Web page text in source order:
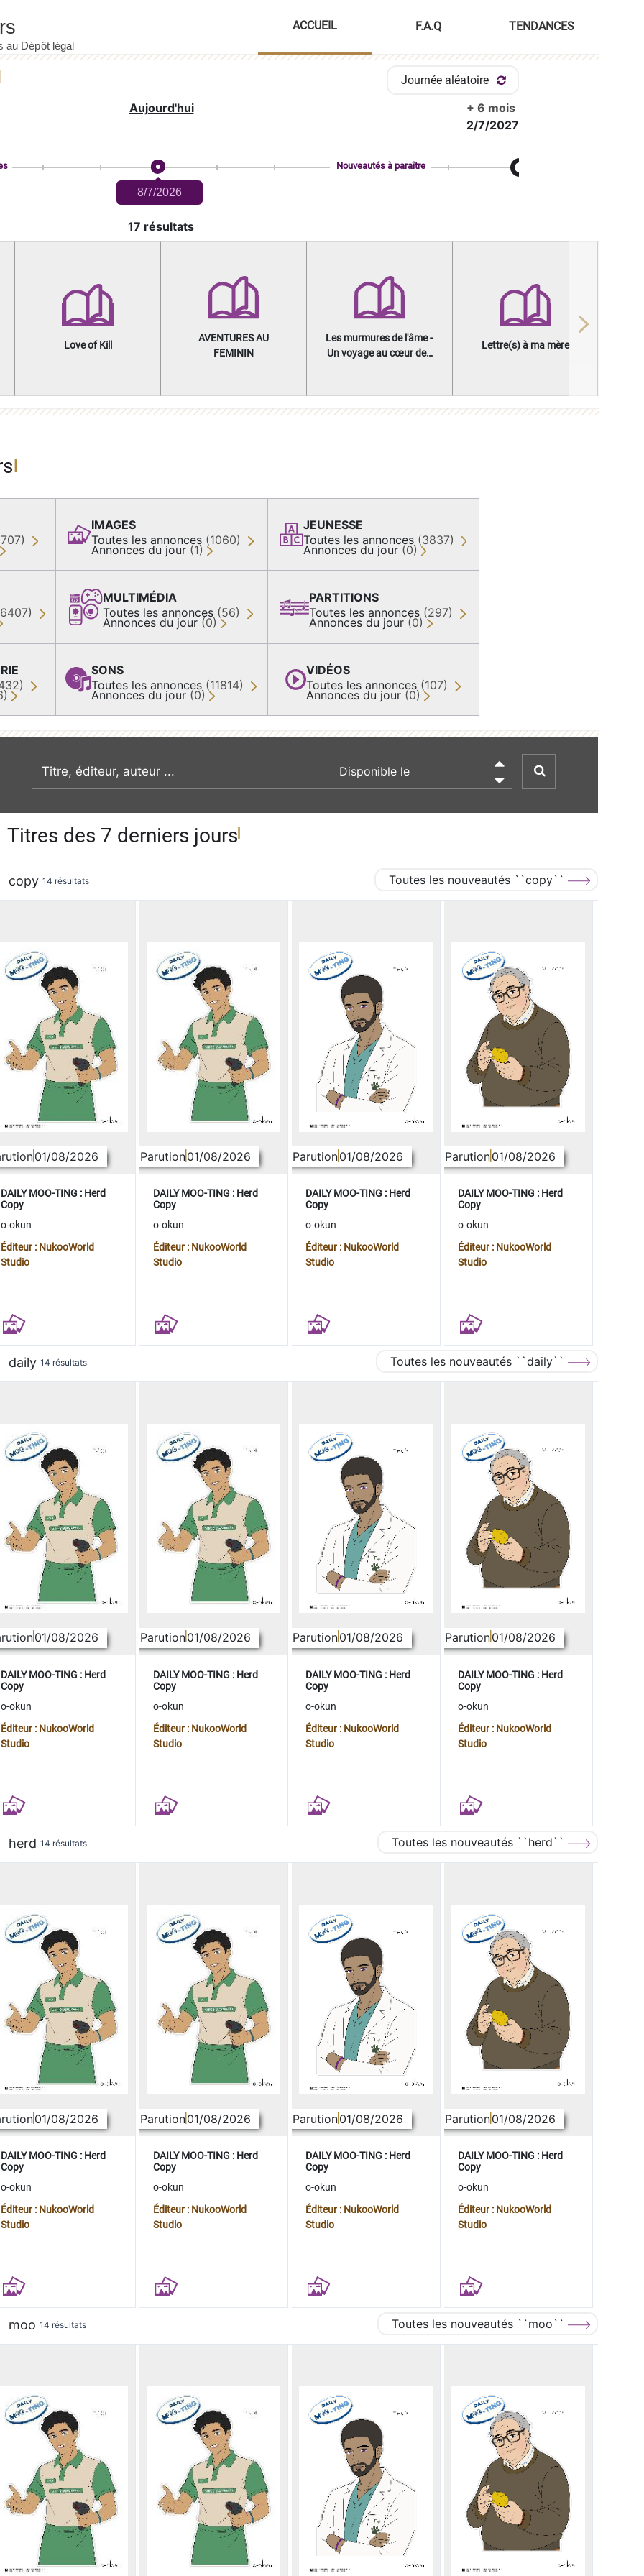
ACCUEIL F.A.Q TENDANCES
Journée aléatoire
Aujourd'hui
+ 6 mois
2/7/2027
8/7/2026
Nouveautés à paraître
17 résultats
Love of Kill
AVENTURES AU
FEMININ
Les murmures de l'âme -
Un voyage au cœur des
Lettre(s) à ma mère
Next
IMAGES
Toutes les annonces (1060)
Annonces du jour (1)
MULTIMÉDIA
Toutes les annonces (56)
Annonces du jour (0)
SONS
Toutes les annonces (11814)
Annonces du jour (0)
JEUNESSE
Toutes les annonces (3837)
Annonces du jour (0)
PARTITIONS
Toutes les annonces (297)
Annonces du jour (0)
VIDÉOS
Toutes les annonces (107)
Annonces du jour (0)
recherche par mot clé

Titres des 7 derniers jours
copy 14 résultats Toutes les nouveautés ``copy``
01/08/2026
DAILY MOO-TING : Herd
Copy
o-okun
Éditeur : NukooWorld
Studio
Parution01/08/2026
DAILY MOO-TING : Herd
Copy
o-okun
Éditeur : NukooWorld
Studio
Parution01/08/2026
DAILY MOO-TING : Herd
Copy
o-okun
Éditeur : NukooWorld
Studio
Parution01/08/2026
DAILY MOO-TING : Herd
Copy
o-okun
Éditeur : NukooWorld
Studio
daily 14 résultats Toutes les nouveautés ``daily``
01/08/2026
DAILY MOO-TING : Herd
Copy
o-okun
Éditeur : NukooWorld
Studio
Parution01/08/2026
DAILY MOO-TING : Herd
Copy
o-okun
Éditeur : NukooWorld
Studio
Parution01/08/2026
DAILY MOO-TING : Herd
Copy
o-okun
Éditeur : NukooWorld
Studio
Parution01/08/2026
DAILY MOO-TING : Herd
Copy
o-okun
Éditeur : NukooWorld
Studio
herd 14 résultats Toutes les nouveautés ``herd``
01/08/2026
DAILY MOO-TING : Herd
Copy
o-okun
Éditeur : NukooWorld
Studio
Parution01/08/2026
DAILY MOO-TING : Herd
Copy
o-okun
Éditeur : NukooWorld
Studio
Parution01/08/2026
DAILY MOO-TING : Herd
Copy
o-okun
Éditeur : NukooWorld
Studio
Parution01/08/2026
DAILY MOO-TING : Herd
Copy
o-okun
Éditeur : NukooWorld
Studio
moo 14 résultats Toutes les nouveautés ``moo``